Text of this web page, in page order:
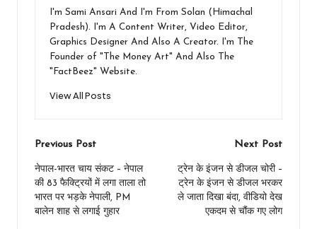
I'm Sami Ansari And I'm From Solan (Himachal
Pradesh). I'm A Content Writer, Video Editor,
Graphics Designer And Also A Creator. I'm The
Founder of "The Money Art" And Also The
"FactBeez" Website.
View All Posts
Post
navigation
Previous Post
नेपाल-भारत चाय संकट – नेपाल
की 83 फैक्ट्रियों में लगा ताला तो
भारत पर भड़के नेपाली, PM
बालेन शाह से लगाई गुहार
Next Post
ट्रेन के इंजन से डीजल चोरी –
ट्रेन के इंजन से डीजल भरकर
ले जाता दिखा बंदा, वीडियो देख
एकदम से चौंक गए लोग